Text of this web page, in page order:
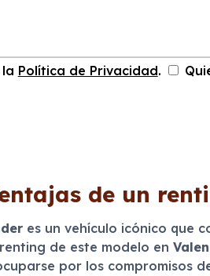
Política de Privacidad.
de un
es un vehículo icónico que
de este modelo en
por los compromisos